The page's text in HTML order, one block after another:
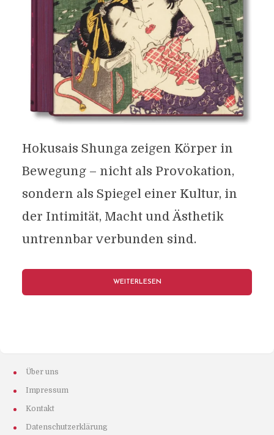
Hokusais Shunga zeigen Körper in
Bewegung – nicht als Provokation,
sondern als Spiegel einer Kultur, in
der Intimität, Macht und Ästhetik
untrennbar verbunden sind.
WEITERLESEN
Über uns
Impressum
Kontakt
Datenschutzerklärung